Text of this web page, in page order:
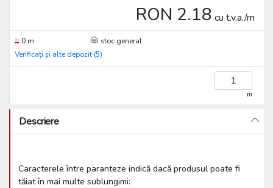
RON 2.18 cu t.v.a./m
0 m
stoc general
Verificați și alte depozit (5)
m
Descriere
Caracterele între paranteze indică dacă produsul poate fi
tăiat în mai multe sublungimi: